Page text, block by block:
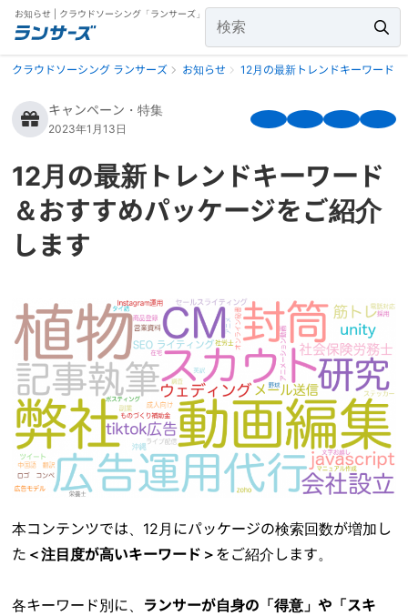
お知らせ | クラウドソーシング「ランサーズ」
クラウドソーシング ランサーズ お知らせ 12月の最新トレンドキーワード
キャンペーン・特集
2023年1月13日
12月の最新トレンドキーワード
＆おすすめパッケージをご紹介
します
本コンテンツでは、12月にパッケージの検索回数が増加し
た ＜注目度が高いキーワード＞ をご紹介します。
各キーワード別に、 ランサーが自身の「得意」や「スキ